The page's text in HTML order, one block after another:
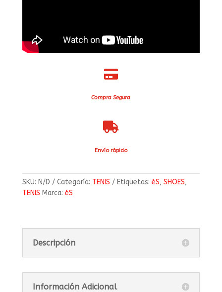

Compra Segura

Envío rápido
SKU: N/D Categoría: TENIS Etiquetas: éS, SHOES,
TENIS Marca: éS
Descripción
Información Adicional